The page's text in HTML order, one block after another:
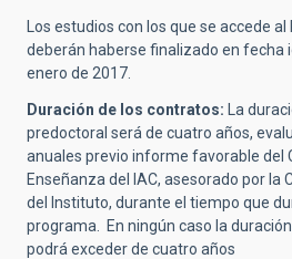
Los estudios con los que se accede
deberán haberse finalizado en fecha
enero de 2017.
Duración de los contratos: La
predoctoral será de cuatro años,
anuales previo informe favorable del
Enseñanza del IAC, asesorado por la
del Instituto, durante el tiempo que
programa. En ningún caso la
podrá exceder de cuatro años